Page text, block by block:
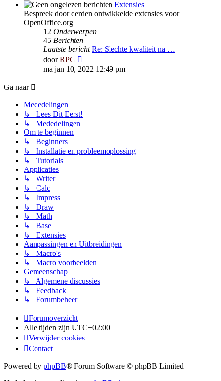
Extensies
Bespreek door derden ontwikkelde extensies voor
OpenOffice.org
12 Onderwerpen
45 Berichten
Laatste bericht Re: Slechte kwaliteit na …
doorRPG
laatste
ma jan 10, 2022 12:49 pm
Ga naar
Mededelingen
↳ Lees Dit Eerst!
↳ Mededelingen
Om te beginnen
↳ Beginners
↳ Installatie en probleemoplossing
↳ Tutorials
Applicaties
↳ Writer
↳ Calc
↳ Impress
↳ Draw
↳ Math
↳ Base
↳ Extensies
Aanpassingen en Uitbreidingen
↳ Macro's
↳ Macro voorbeelden
Gemeenschap
↳ Algemene discussies
↳ Feedback
↳ Forumbeheer
Forumoverzicht
Alle tijden zijn UTC+02:00
Verwijder cookies
Contact
Powered by phpBB® Forum Software © phpBB Limited